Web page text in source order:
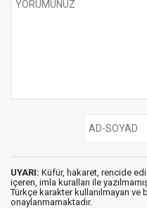
UYARI: Küfür, hakaret, rencide
içeren, imla kuralları ile
Türkçe karakter kullanılmayan ve
onaylanmamaktadır.